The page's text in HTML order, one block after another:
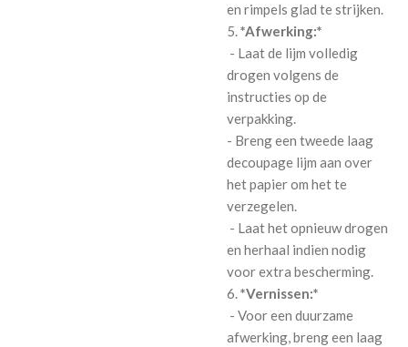
en rimpels glad te strijken.
5.*Afwerking:*
- Laat de lijm volledig
drogen volgens de
instructies op de
verpakking.
- Breng een tweede laag
decoupage lijm aan over
het papier om het te
verzegelen.
- Laat het opnieuw drogen
en herhaal indien nodig
voor extra bescherming.
6.*Vernissen:*
- Voor een duurzame
afwerking, breng een laag